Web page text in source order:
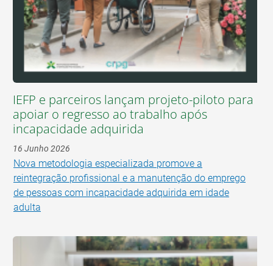
IEFP e parceiros lançam projeto-piloto para
apoiar o regresso ao trabalho após
incapacidade adquirida
16 Junho 2026
Nova metodologia especializada promove a
reintegração profissional e a manutenção do emprego
de pessoas com incapacidade adquirida em idade
adulta